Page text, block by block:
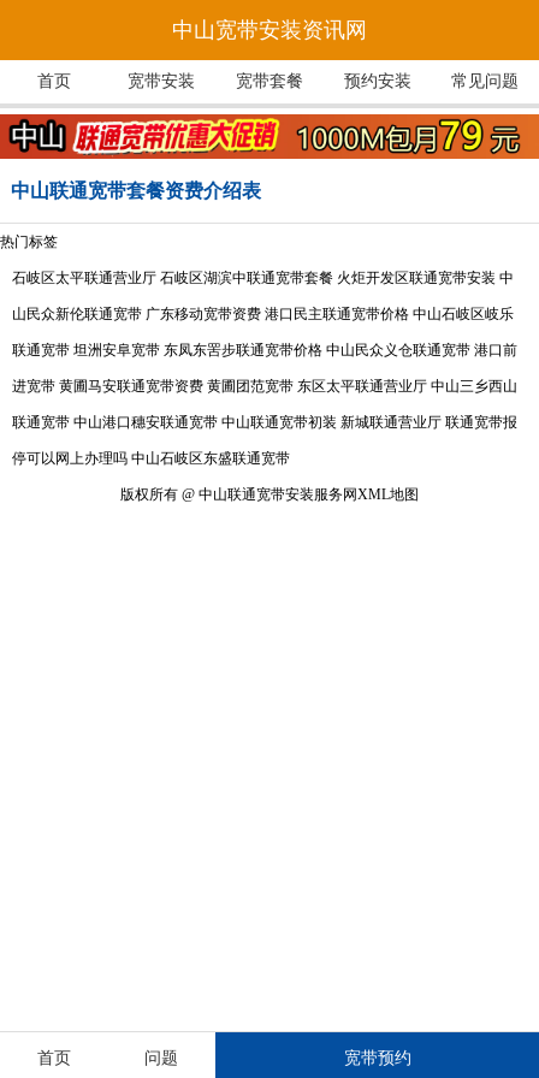
中山宽带安装资讯网
首页 宽带安装 宽带套餐 预约安装 常见问题
中山联通宽带套餐资费介绍表
热门标签
石岐区太平联通营业厅 石岐区湖滨中联通宽带套餐 火炬开发区联通宽带安装 中
山民众新伦联通宽带 广东移动宽带资费 港口民主联通宽带价格 中山石岐区岐乐
联通宽带 坦洲安阜宽带 东凤东罟步联通宽带价格 中山民众义仓联通宽带 港口前
进宽带 黄圃马安联通宽带资费 黄圃团范宽带 东区太平联通营业厅 中山三乡西山
联通宽带 中山港口穗安联通宽带 中山联通宽带初装 新城联通营业厅 联通宽带报
停可以网上办理吗 中山石岐区东盛联通宽带
版权所有 @ 中山联通宽带安装服务网XML地图
首页 问题 宽带预约